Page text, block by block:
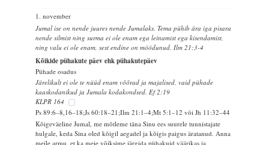
1. november
Jumal ise on nende juures nende Jumalaks. Tema pühib ära iga pisara
nende silmist ning surma ei ole enam ega leinamist ega kisendamist,
ning valu ei ole enam, sest endine on möödunud. Ilm 21:3-4
Kõikide pühakute päev ehk pühakutepäev
Pühade osadus
Järelikult ei ole te nüüd enam võõrad ja majalised, vaid pühade
kaaskodanikud ja Jumala kodakondsed. Ef 2:19
KLPR 164
Ps 89:6–8,16–18;Js 60:18–21;Ilm 21:1–4;Mt 5:1–12 või Jh 11:32–44
Kõigeväeline Jumal, me mõtleme täna Sinu ees suurele tunnistajate
hulgale, keda Sina oled kõigil aegadel ja kõigis paigus äratanud. Anna
meile armu, et ka meie võiksime järgida pühakuid väärikas ja